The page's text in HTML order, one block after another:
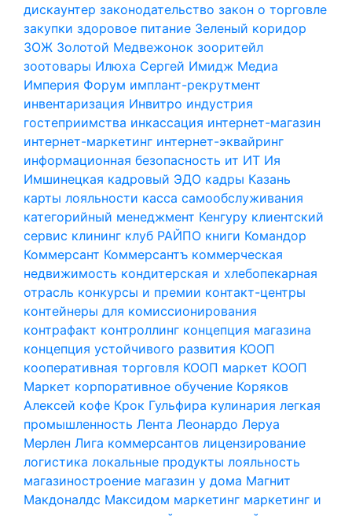
дискаунтер законодательство закон о торговле
закупки здоровое питание Зеленый коридор
ЗОЖ Золотой Медвежонок зооритейл
зоотовары Илюха Сергей Имидж Медиа
Империя Форум имплант-рекрутмент
инвентаризация Инвитро индустрия
гостеприимства инкассация интернет-магазин
интернет-маркетинг интернет-эквайринг
информационная безопасность ит ИТ Ия
Имшинецкая кадровый ЭДО кадры Казань
карты лояльности касса самообслуживания
категорийный менеджмент Кенгуру клиентский
сервис клининг клуб РАЙПО книги Командор
Коммерсант Коммерсантъ коммерческая
недвижимость кондитерская и хлебопекарная
отрасль конкурсы и премии контакт-центры
контейнеры для комиссионирования
контрафакт контроллинг концепция магазина
концепция устойчивого развития КООП
кооперативная торговля КООП маркет КООП
Маркет корпоративное обучение Коряков
Алексей кофе Крок Гульфира кулинария легкая
промышленность Лента Леонардо Леруа
Мерлен Лига коммерсантов лицензирование
логистика локальные продукты лояльность
магазиностроение магазин у дома Магнит
Макдоналдс Максидом маркетинг маркетинг и